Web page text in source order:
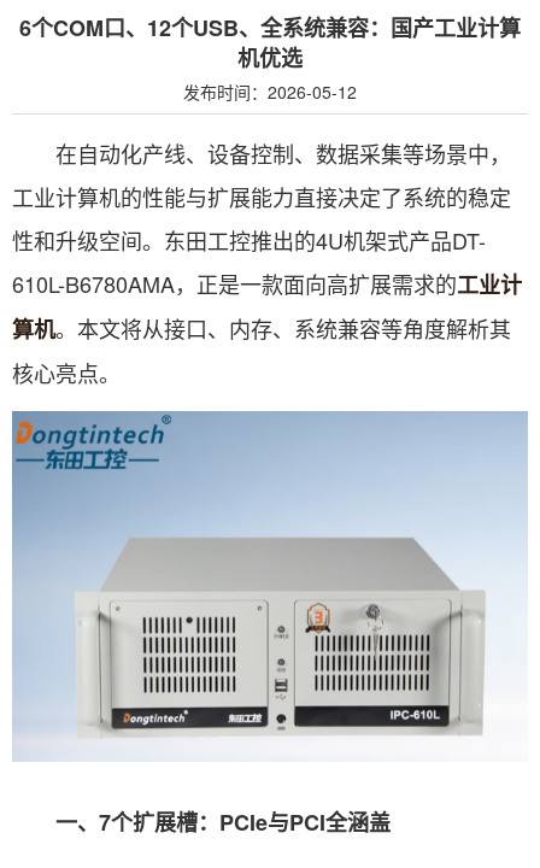
6个COM口、12个USB、全系统兼容：国产工业计算
机优选
发布时间：2026-05-12
在自动化产线、设备控制、数据采集等场景中，
工业计算机的性能与扩展能力直接决定了系统的稳定
性和升级空间。东田工控推出的4U机架式产品DT-
610L-B6780AMA，正是一款面向高扩展需求的工业计
算机。本文将从接口、内存、系统兼容等角度解析其
核心亮点。
一、7个扩展槽：PCIe与PCI全涵盖